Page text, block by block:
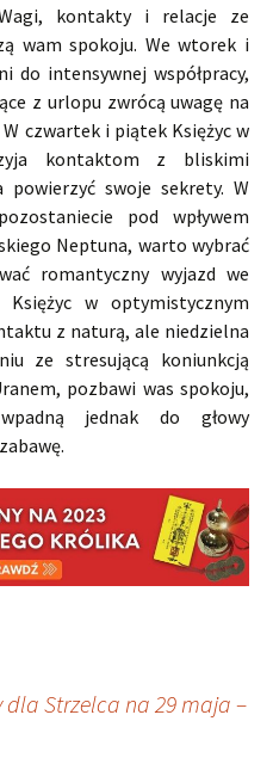
kontakty i relacje ze
wam spokoju. We wtorek i
do intensywnej współpracy,
z urlopu zwrócą uwagę na
czwartek i piątek Księżyc w
kontaktom z bliskimi
powierzyć swoje sekrety. W
pod wpływem
Neptuna, warto wybrać
romantyczny wyjazd we
Księżyc w optymistycznym
z naturą, ale niedzielna
ze stresującą koniunkcją
pozbawi was spokoju,
jednak do głowy
Strzelca na 29 maja –